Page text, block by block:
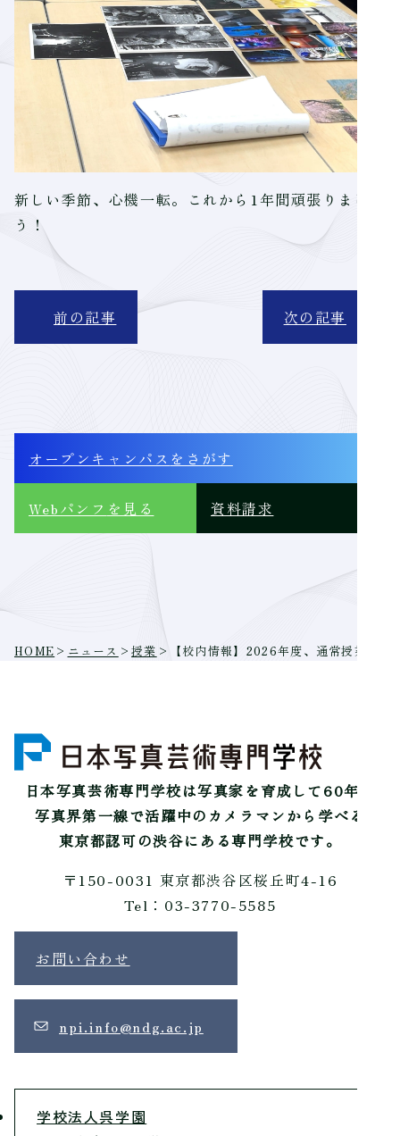
新しい季節、心機一転。これから1年間頑張りましょ
う！
前の記事 次の記事
オープンキャンパス をさがす
Webパンフ を見る 資料請求
HOME > ニュース >授業 > 【校内情報】2026年度、通常授業スタ
日本写真芸術専門学校は写真家を育成して60年。
写真界第一線で活躍中のカメラマンから学べる
東京都認可の渋谷にある専門学校です。
〒150-0031 東京都渋谷区桜丘町4-16
Tel：03-3770-5585
お問い合わせ
npi.info@ndg.ac.jp
学校法人呉学園